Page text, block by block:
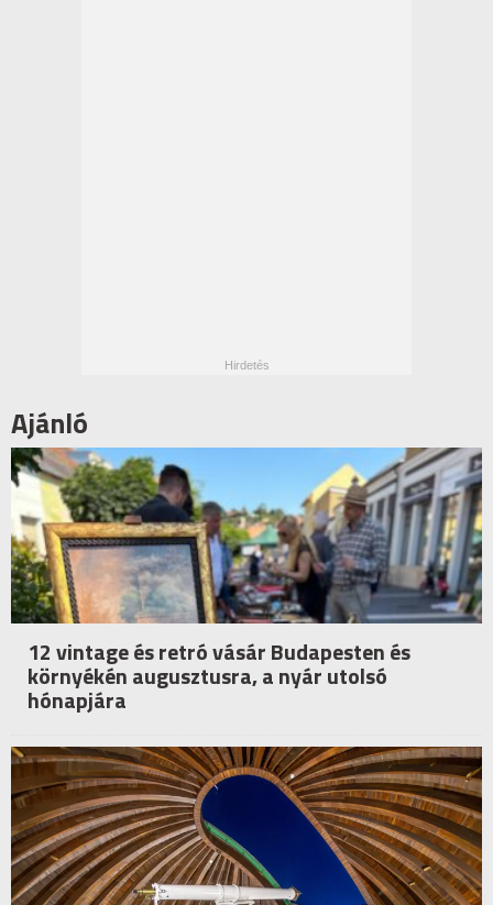
Ajánló
12 vintage és retró vásár Budapesten és
környékén augusztusra, a nyár utolsó
hónapjára